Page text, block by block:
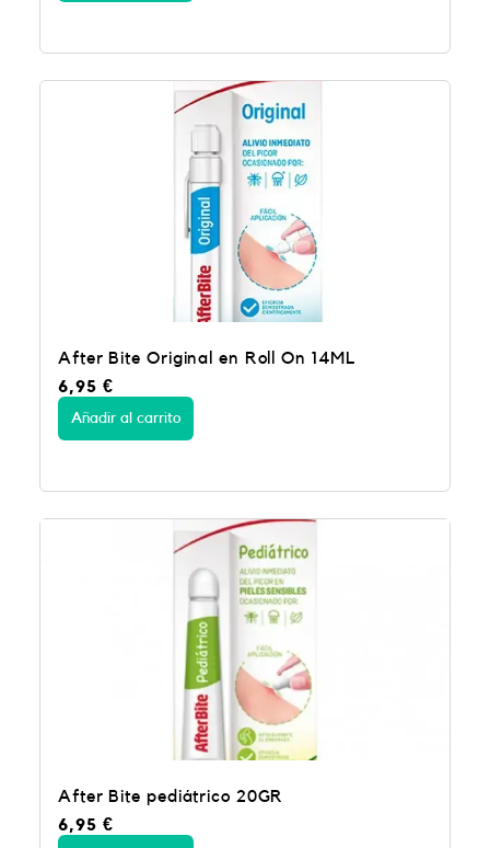
After Bite Original en Roll On 14ML
6,95 €
Añadir al carrito
After Bite pediátrico 20GR
6,95 €